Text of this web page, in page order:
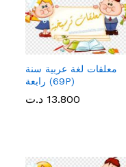
معلقات لغة عربية سنة
رابعة (69P)
13.800 د.ت 13.800 د.ت